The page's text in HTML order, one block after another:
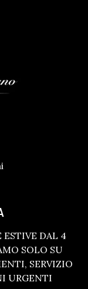
ESTIVE DAL 4
SOLO SU
SERVIZIO
URGENTI